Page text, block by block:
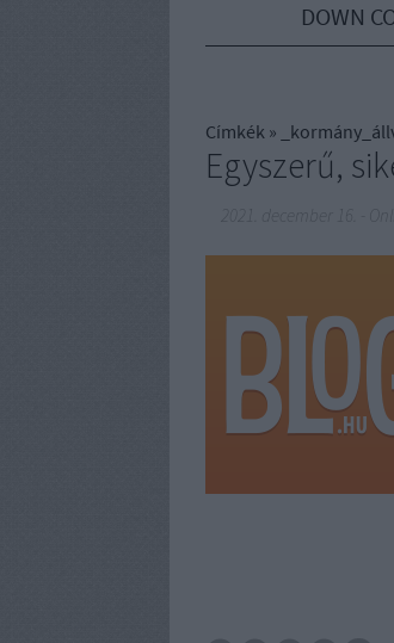
DOWN
Címkék »
Egyszerű,